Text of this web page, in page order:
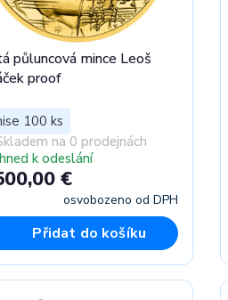
půluncová mince Leoš
proof
100 ks
na 0 prodejnách
k odeslání
€
osvobozeno od DPH
Přidat do košíku